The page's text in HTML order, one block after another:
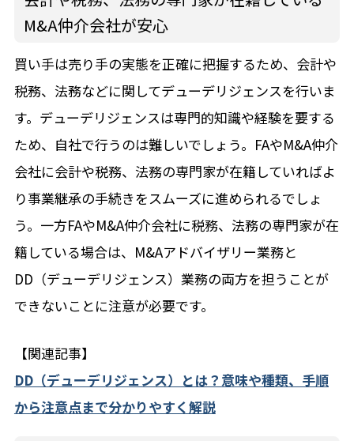
M&A仲介会社が安心
買い手は売り手の実態を正確に把握するため、会計や
税務、法務などに関してデューデリジェンスを行いま
す。デューデリジェンスは専門的知識や経験を要する
ため、自社で行うのは難しいでしょう。FAやM&A仲介
会社に会計や税務、法務の専門家が在籍していればよ
り事業継承の手続きをスムーズに進められるでしょ
う。一方FAやM&A仲介会社に税務、法務の専門家が在
籍している場合は、M&Aアドバイザリー業務と
DD（デューデリジェンス）業務の両方を担うことが
できないことに注意が必要です。
【関連記事】
DD（デューデリジェンス）とは？意味や種類、手順
から注意点まで分かりやすく解説